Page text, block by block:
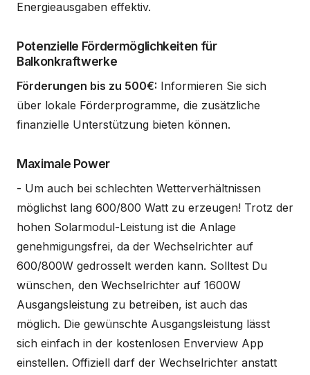
Energieausgaben effektiv.
Potenzielle Fördermöglichkeiten für
Balkonkraftwerke
Förderungen bis zu 500€: Informieren Sie sich
über lokale Förderprogramme, die zusätzliche
finanzielle Unterstützung bieten können.
Maximale Power
- Um auch bei schlechten Wetterverhältnissen
möglichst lang 600/800 Watt zu erzeugen! Trotz der
hohen Solarmodul-Leistung ist die Anlage
genehmigungsfrei, da der Wechselrichter auf
600/800W gedrosselt werden kann. Solltest Du
wünschen, den Wechselrichter auf 1600W
Ausgangsleistung zu betreiben, ist auch das
möglich. Die gewünschte Ausgangsleistung lässt
sich einfach in der kostenlosen Enverview App
einstellen. Offiziell darf der Wechselrichter anstatt